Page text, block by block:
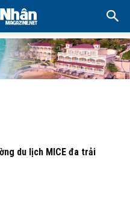
du lịch MICE đa trải